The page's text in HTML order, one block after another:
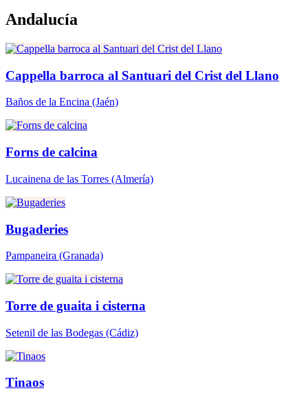
Andalucía
Cappella barroca al Santuari del Crist del Llano
Baños de la Encina (Jaén)
Forns de calcina
Lucainena de las Torres (Almería)
Bugaderies
Pampaneira (Granada)
Torre de guaita i cisterna
Setenil de las Bodegas (Cádiz)
Tinaos